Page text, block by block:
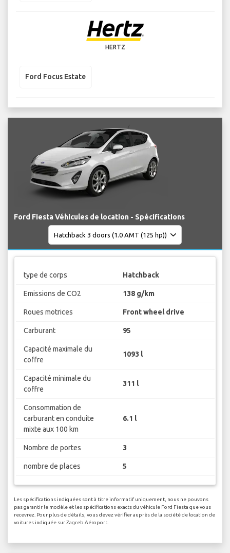
HERTZ
Ford Focus Estate
Ford Fiesta Véhicules de location - Spécifications
type de corps Hatchback
Emissions de CO2 138 g/km
Roues motrices Front wheel drive
Carburant 95
Capacité maximale du
coffre
1093 l
Capacité minimale du
coffre
311 l
Consommation de
carburant en conduite
mixte aux 100 km
6.1 l
Nombre de portes 3
nombre de places 5
Les spécifications indiquées sont à titre informatif uniquement, nous ne pouvons
pas garantir le modèle et les spécifications exacts du véhicule Ford Fiesta que vous
recevrez. Pour plus de détails, vous devez vérifier auprès de la société de location de
voitures indiquée sur Zagreb Aéroport.